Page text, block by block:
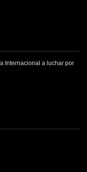
Internacional a luchar por